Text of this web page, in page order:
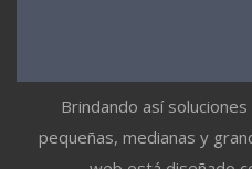
Brindando así
pequeñas, medianas y